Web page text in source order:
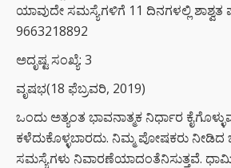
ಯಾವುದೇ ಸಮಸ್ಯೆಗಳಿಗೆ 11 ದಿನಗಳಲ್ಲಿ
9663218892
ಅದೃಷ್ಟ ಸಂಖ್ಯೆ: 3
ವೃಷಭ(18 ಫೆಬ್ರವರಿ, 2019)
ಒಂದು ಅತ್ಯಂತ ಭಾವನಾತ್ಮಕ ನಿರ್ಧಾರ
ಕಳೆದುಕೊಳ್ಳಬಾರದು. ನಿಮ್ಮ ಪೋಷಕರು
ಸಮಸ್ಯೆಗಳು ನಿವಾರಣೆಯಾದಂತೆನಿಸುತ್ತವೆ.